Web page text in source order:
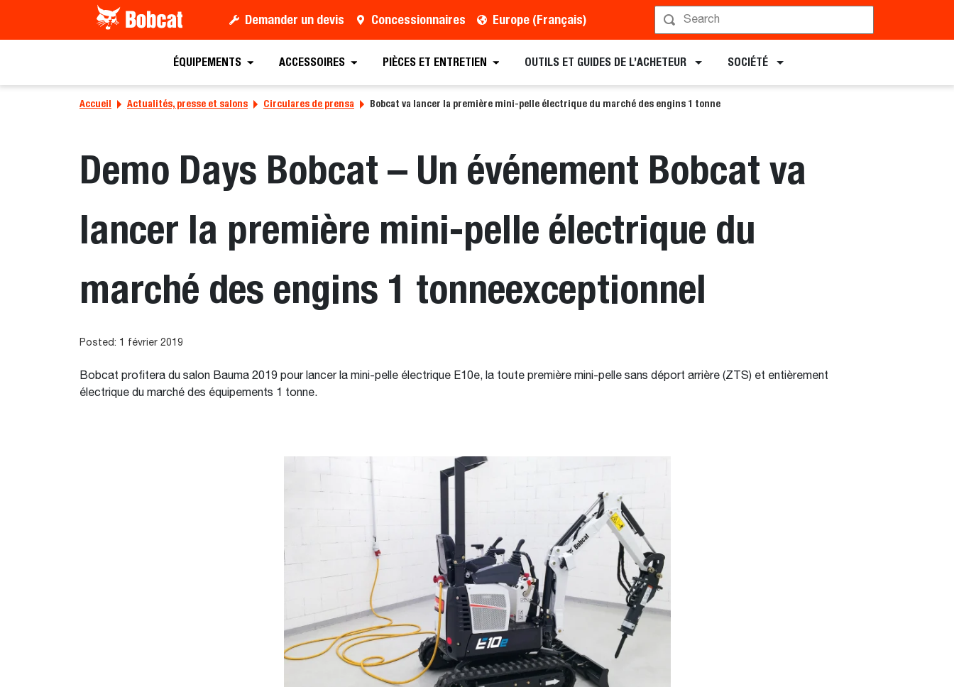
Demander un devis Concessionnaires Europe (Français)
ÉQUIPEMENTS ACCESSOIRES PIÈCES ET ENTRETIEN OUTILS ET GUIDES DE L’ACHETEUR SOCIÉTÉ
Accueil Actualités, presse et salons Circulares de prensa Bobcat va lancer la première mini-pelle électrique du marché des engins 1 tonne
Demo Days Bobcat – Un événement Bobcat va
lancer la première mini-pelle électrique du
marché des engins 1 tonneexceptionnel
Posted: 1 février 2019
Bobcat profitera du salon Bauma 2019 pour lancer la mini-pelle électrique E10e, la toute première mini-pelle sans déport arrière (ZTS) et entièrement
électrique du marché des équipements 1 tonne.